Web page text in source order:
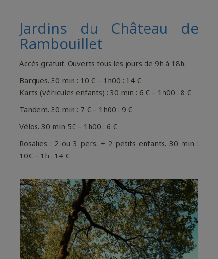
Jardins du Château de
Rambouillet
Accès gratuit. Ouverts tous les jours de 9h à 18h.
Barques. 30 min : 10 € – 1h00 : 14 €
Karts (véhicules enfants) : 30 min : 6 € – 1h00 : 8 €
Tandem. 30 min : 7 € – 1h00 : 9 €
Vélos. 30 min 5€ – 1h00 : 6 €
Rosalies : 2 ou 3 pers. + 2 petits enfants. 30 min :
10€ – 1h : 14 €